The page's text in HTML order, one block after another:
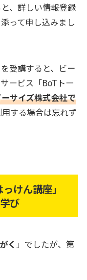
、詳しい情報登録
って申し込みまし
受講すると、ビー
ービス「BoTトー
サイズ株式会社で
する場合は忘れず
けん講座」
び
く 」でしたが、第